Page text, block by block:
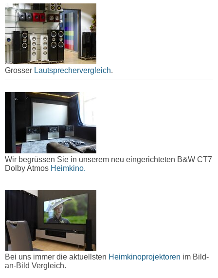
Grosser Lautsprechervergleich.
Wir begrüssen Sie in unserem neu eingerichteten B&W CT7
Dolby Atmos Heimkino.
Bei uns immer die aktuellsten Heimkinoprojektoren im Bild-
an-Bild Vergleich.